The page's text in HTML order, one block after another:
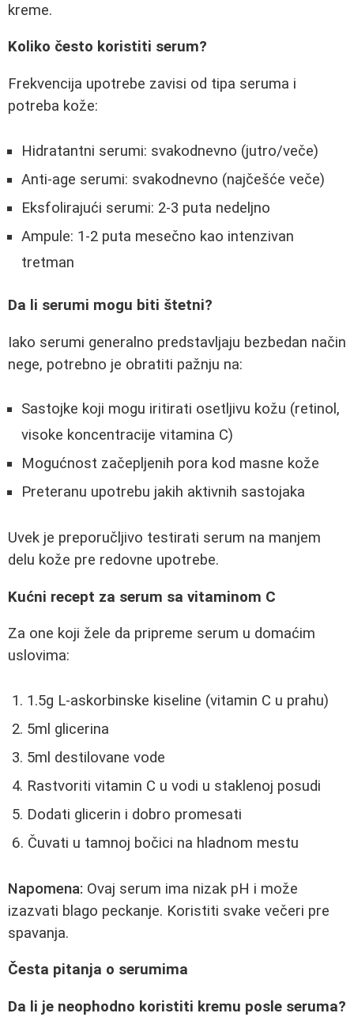
kreme.
Koliko često koristiti serum?
Frekvencija upotrebe zavisi od tipa seruma i
potreba kože:
Hidratantni serumi: svakodnevno (jutro/veče)
Anti-age serumi: svakodnevno (najčešće veče)
Eksfolirajući serumi: 2-3 puta nedeljno
Ampule: 1-2 puta mesečno kao intenzivan
tretman
Da li serumi mogu biti štetni?
Iako serumi generalno predstavljaju bezbedan način
nege, potrebno je obratiti pažnju na:
Sastojke koji mogu iritirati osetljivu kožu (retinol,
visoke koncentracije vitamina C)
Mogućnost začepljenih pora kod masne kože
Preteranu upotrebu jakih aktivnih sastojaka
Uvek je preporučljivo testirati serum na manjem
delu kože pre redovne upotrebe.
Kućni recept za serum sa vitaminom C
Za one koji žele da pripreme serum u domaćim
uslovima:
1.5g L-askorbinske kiseline (vitamin C u prahu)
5ml glicerina
5ml destilovane vode
Rastvoriti vitamin C u vodi u staklenoj posudi
Dodati glicerin i dobro promesati
Čuvati u tamnoj bočici na hladnom mestu
Napomena: Ovaj serum ima nizak pH i može
izazvati blago peckanje. Koristiti svake večeri pre
spavanja.
Česta pitanja o serumima
Da li je neophodno koristiti kremu posle seruma?